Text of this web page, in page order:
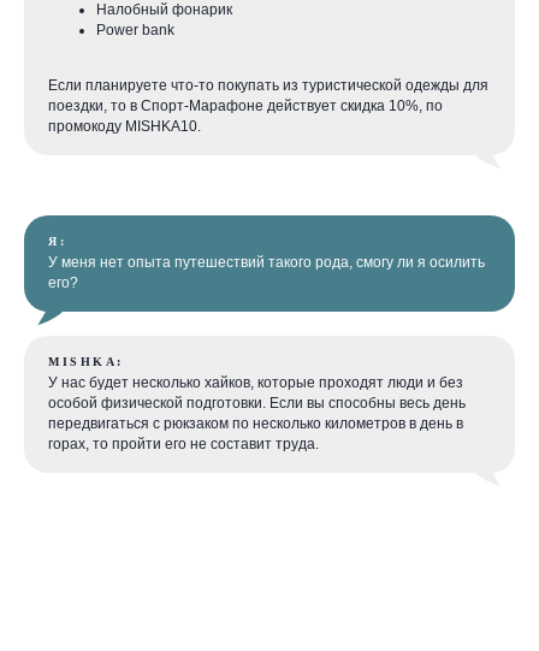
Налобный фонарик
Power bank
Если планируете что-то покупать из туристической одежды для
поездки, то в Спорт-Марафоне действует скидка 10%, по
промокоду MISHKA10.
Я:
У меня нет опыта путешествий такого рода, смогу ли я осилить
его?
MISHKA:
У нас будет несколько хайков, которые проходят люди и без
особой физической подготовки. Если вы способны весь день
передвигаться с рюкзаком по несколько километров в день в
горах, то пройти его не составит труда.